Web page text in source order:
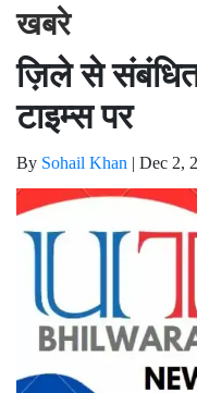
खबरे
ज़िले से
टाइम्स पर
By Sohail Khan | Dec 2,